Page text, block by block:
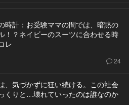
時計：お受験ママの間では、暗黙の
！？ネイビーのスーツに合わせる時
レ
24
、気づかずに狂い続ける。この社会
くりと…壊れていったのは誰なのか